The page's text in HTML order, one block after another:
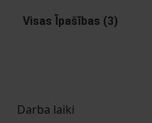
Visas Īpašības (3)
Darba laiki